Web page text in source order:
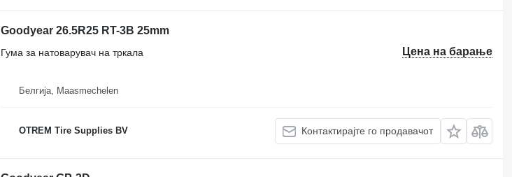
Goodyear 26.5R25 RT-3B 25mm
Цена на барање
Гума за натоварувач на тркала
Белгија, Maasmechelen
OTREM Tire Supplies BV Контактирајте го продавачот